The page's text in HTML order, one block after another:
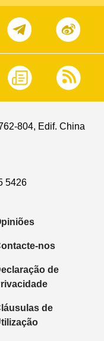
804, Edif. China
5426
nos
de
de